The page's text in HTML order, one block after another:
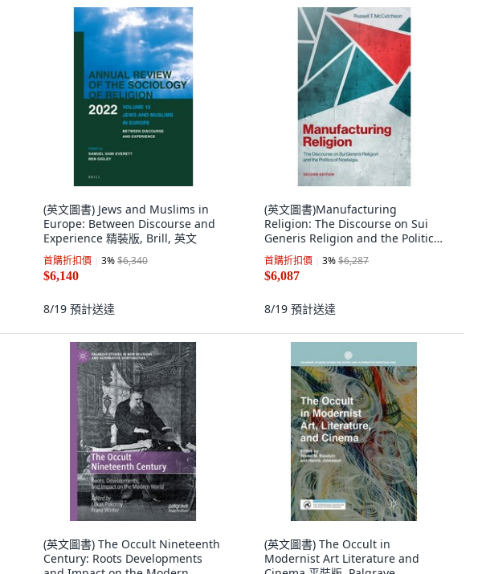
(英文圖書) Jews and Muslims in
Europe: Between Discourse and
Experience 精裝版, Brill, 英文
首購折扣價 3%$6,340
$6,140
8/19 預計送達
(英文圖書)Manufacturing
Religion: The Discourse on Sui
Generis Religion and the Politics
o... 精裝版, Oxford University
Press, 英文
首購折扣價 3%$6,287
$6,087
8/19 預計送達
(英文圖書) The Occult Nineteenth
Century: Roots Developments
(英文圖書) The Occult in
Modernist Art Literature and